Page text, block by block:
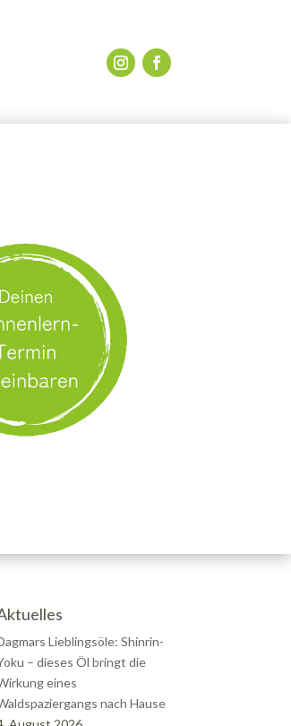
Lieblingsöle: Shinrin-
– dieses Öl bringt die
eines
nach Hause